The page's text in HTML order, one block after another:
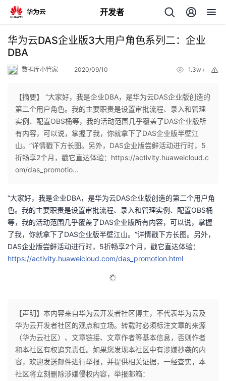
开发者
返
回
个
人
主
页
我
的
开
发
者
博
客
的
论
坛
我
的
圈
我
的
我
我
的
开
发
堂
我
的
我
我
的
Programs
我
的
我
的
技
我
的
华为云DAS企业版3大用户角色系列二：企业
DBA
数据库小管家 2020/09/10 1.3w+
【摘要】 “大家好，我是企业DBA，是华为云DAS企业版创造的
第二个用户角色。我的主要职责是设置审批流程、录入和管理
实例、配置OBS桶等，我的活动范围几乎覆盖了DAS企业版所
有内容，可以说，掌握了我，你就拿下了DAS企业版半壁江
山。”详情戳下方长图。另外，DAS企业版尝鲜活动进行时，5
折畅享2个月，戳它直达体验：https://activity.huaweicloud.c
om/das_promotio...
“大家好，我是企业DBA，是华为云DAS企业版创造的第二个用户角
色。我的主要职责是设置审批流程、录入和管理实例、配置OBS桶
等，我的活动范围几乎覆盖了DAS企业版所有内容，可以说，掌握
了我，你就拿下了DAS企业版半壁江山。”详情戳下方长图。另外，
DAS企业版尝鲜活动进行时，5折畅享2个月，戳它直达体验：
https://activity.huaweicloud.com/das_promotion.html
【声明】本内容来自华为云开发者社区博主，不代表华为云及
华为云开发者社区的观点和立场。转载时必须标注文章的来源
（华为云社区）、文章链接、文章作者等基本信息，否则作者
和本社区有权追究责任。如果您发现本社区中有涉嫌抄袭的内
容，欢迎发送邮件进行举报，并提供相关证据，一经查实，本
社区将立刻删除涉嫌侵权内容，举报邮箱：